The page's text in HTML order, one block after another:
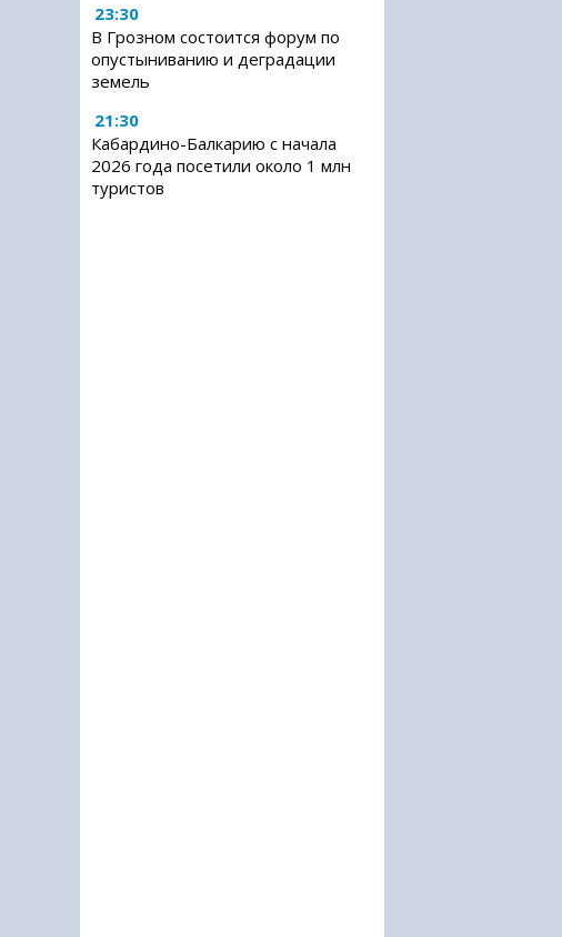
23:30
В Грозном состоится форум по
опустыниванию и деградации
земель
21:30
Кабардино-Балкарию с начала
2026 года посетили около 1 млн
туристов